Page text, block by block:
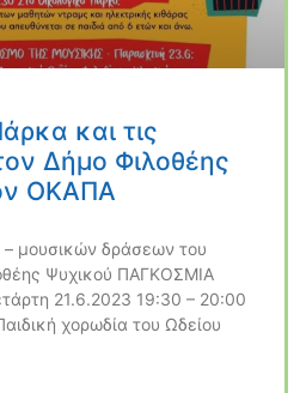
και τις
Δήμο Φιλοθέης
ΟΚΑΠΑ
μουσικών δράσεων του
Ψυχικού ΠΑΓΚΟΣΜΙΑ
21.6.2023 19:30 – 20:00
χορωδία του Ωδείου